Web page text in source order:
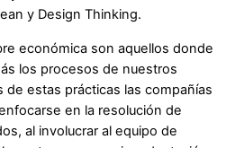
y Design Thinking.
económica son aquellos donde
los procesos de nuestros
estas prácticas las compañías
en la resolución de
al involucrar al equipo de